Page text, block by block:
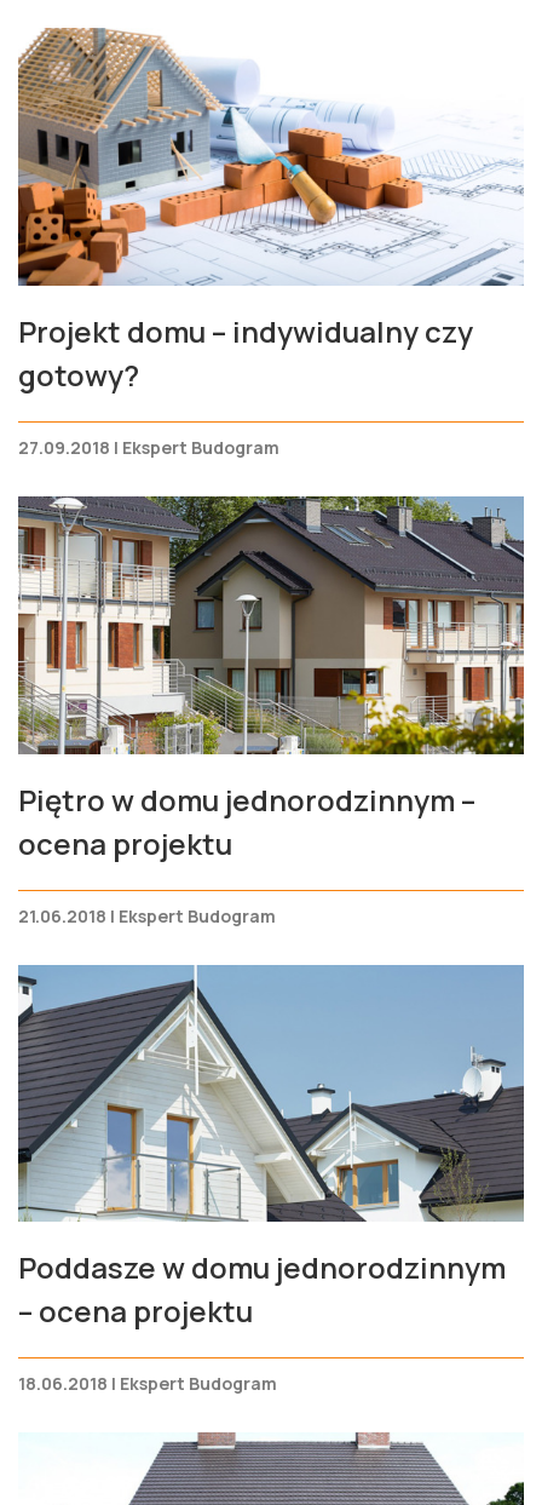
Projekt domu – indywidualny czy
gotowy?
27.09.2018 | Ekspert Budogram
Piętro w domu jednorodzinnym –
ocena projektu
21.06.2018 | Ekspert Budogram
Poddasze w domu jednorodzinnym
– ocena projektu
18.06.2018 | Ekspert Budogram